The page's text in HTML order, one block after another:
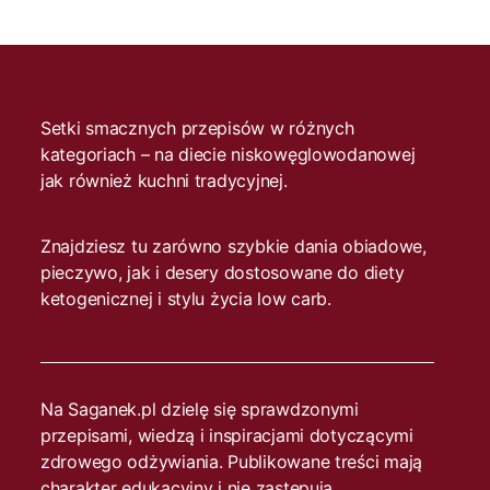
Setki smacznych przepisów w różnych
kategoriach – na diecie niskowęglowodanowej
jak również kuchni tradycyjnej.
Znajdziesz tu zarówno szybkie dania obiadowe,
pieczywo, jak i desery dostosowane do diety
ketogenicznej i stylu życia low carb.
Na Saganek.pl dzielę się sprawdzonymi
przepisami, wiedzą i inspiracjami dotyczącymi
zdrowego odżywiania. Publikowane treści mają